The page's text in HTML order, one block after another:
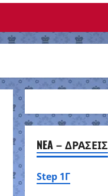
NEA – ΔΡΑΣΕΙΣ
Step 1Γ